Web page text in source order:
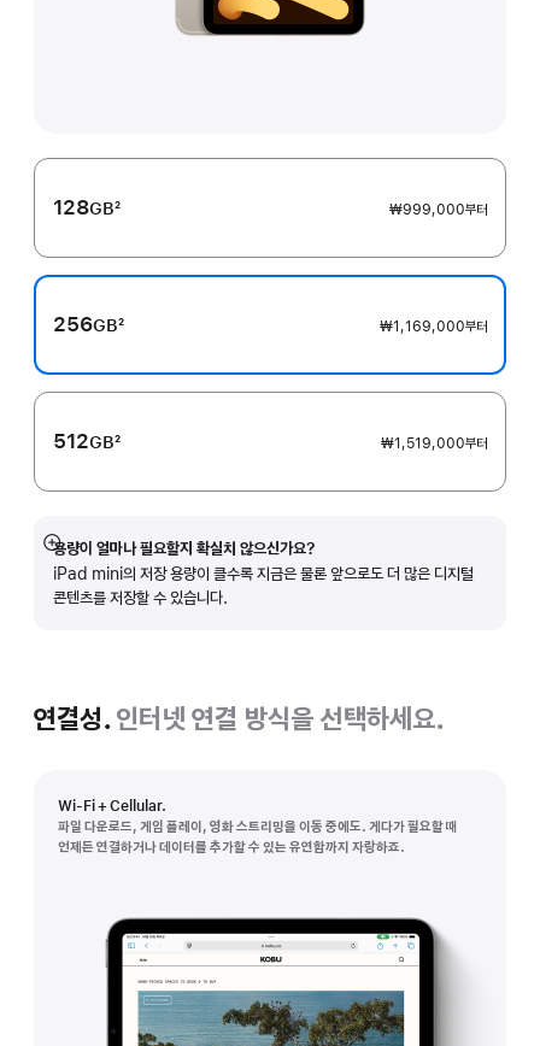
128GB2 ₩999,000부터
256GB2 ₩1,169,000부터
512GB2 ₩1,519,000부터
용량이 얼마나 필요할지 확실치 않으신가요?
iPad mini의 저장 용량이 클수록 지금은 물론 앞으로도 더 많은 디지털
콘텐츠를 저장할 수 있습니다.
자세히
보기
연결성.인터넷 연결 방식을 선택하세요.
Wi-Fi + Cellular.
파일 다운로드, 게임 플레이, 영화 스트리밍을 이동 중에도. 게다가 필요할 때
언제든 연결하거나 데이터를 추가할 수 있는 유연함까지 자랑하죠.